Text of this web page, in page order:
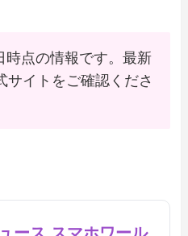
時点の情報です。最新
サイトをご確認くださ